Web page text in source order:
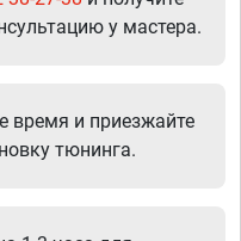
у мастера.
время и приезжайте
тюнинга.